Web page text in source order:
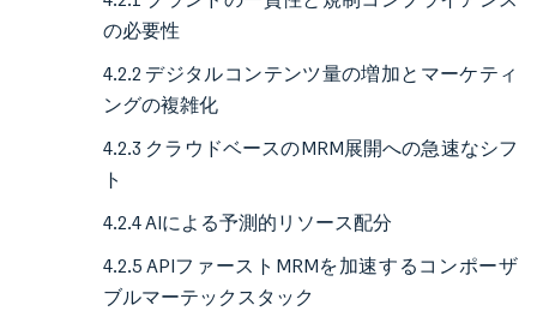
の必要性
4.2.2 デジタルコンテンツ量の増加とマーケティ
ングの複雑化
4.2.3 クラウドベースのMRM展開への急速なシフ
ト
4.2.4 AIによる予測的リソース配分
4.2.5 APIファーストMRMを加速するコンポーザ
ブルマーテックスタック